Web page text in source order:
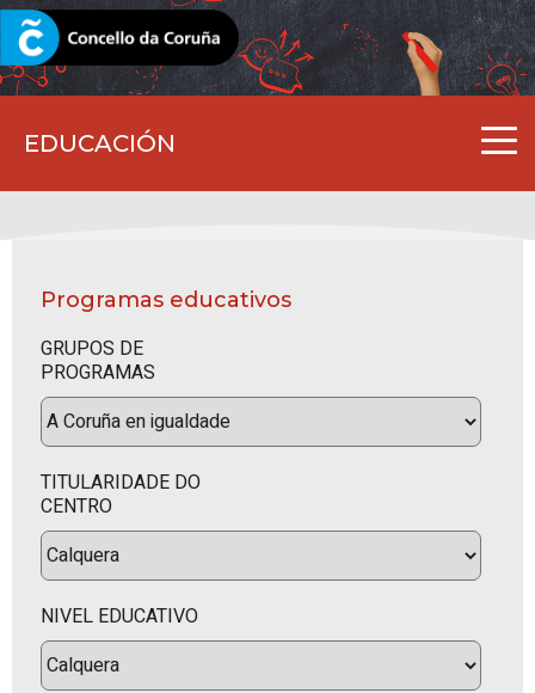
EDUCACIÓN
CORUNA.GAL
Programas educativos
GRUPOS DE
PROGRAMAS
TITULARIDADE DO
CENTRO
NIVEL EDUCATIVO